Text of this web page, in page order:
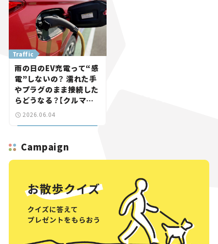
Traffic
雨の日のEV充電って“感
電”しないの？ 濡れた手
やプラグのまま接続した
らどうなる？【クルマの
知識】
2026.06.04
Campaign